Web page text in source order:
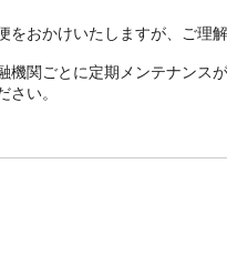
をおかけいたしますが、ご理
機関ごとに定期メンテナンス
さい。